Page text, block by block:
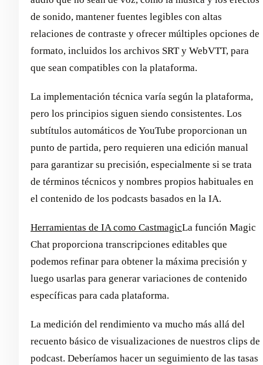
de sonido, mantener fuentes legibles con altas
relaciones de contraste y ofrecer múltiples opciones de
formato, incluidos los archivos SRT y WebVTT, para
que sean compatibles con la plataforma.
La implementación técnica varía según la plataforma,
pero los principios siguen siendo consistentes. Los
subtítulos automáticos de YouTube proporcionan un
punto de partida, pero requieren una edición manual
para garantizar su precisión, especialmente si se trata
de términos técnicos y nombres propios habituales en
el contenido de los podcasts basados en la IA.
Herramientas de IA como CastmagicLa función Magic
Chat proporciona transcripciones editables que
podemos refinar para obtener la máxima precisión y
luego usarlas para generar variaciones de contenido
específicas para cada plataforma.
La medición del rendimiento va mucho más allá del
recuento básico de visualizaciones de nuestros clips de
podcast. Deberíamos hacer un seguimiento de las tasas